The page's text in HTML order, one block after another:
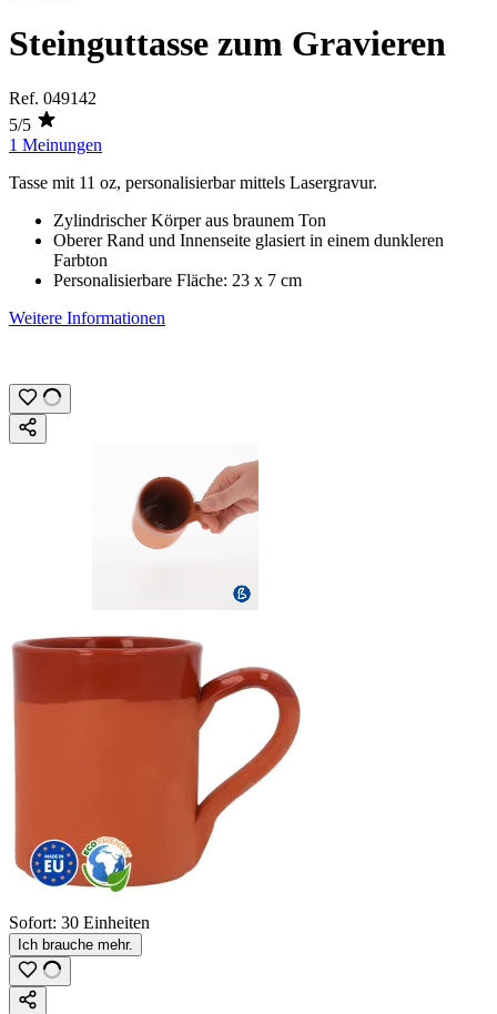
Steinguttasse zum Gravieren
Ref. 049142
5/5
1 Meinungen
Tasse mit 11 oz, personalisierbar mittels Lasergravur.
Zylindrischer Körper aus braunem Ton
Oberer Rand und Innenseite glasiert in einem dunkleren
Farbton
Personalisierbare Fläche: 23 x 7 cm
Weitere Informationen
Sofort: 30 Einheiten
Ich brauche mehr.